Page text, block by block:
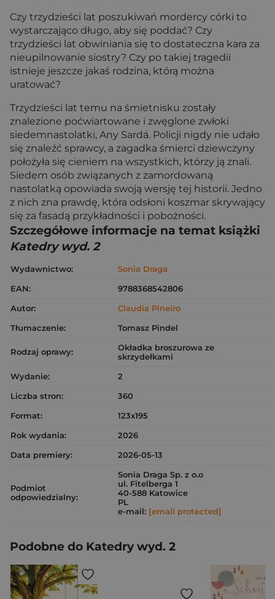
Czy trzydzieści lat poszukiwań mordercy córki to
wystarczająco długo, aby się poddać? Czy
trzydzieści lat obwiniania się to dostateczna kara za
nieupilnowanie siostry? Czy po takiej tragedii
istnieje jeszcze jakaś rodzina, którą można
uratować?
Trzydzieści lat temu na śmietnisku zostały
znalezione poćwiartowane i zwęglone zwłoki
siedemnastolatki, Any Sardá. Policji nigdy nie udało
się znaleźć sprawcy, a zagadka śmierci dziewczyny
położyła się cieniem na wszystkich, którzy ją znali.
Siedem osób związanych z zamordowaną
nastolatką opowiada swoją wersję tej historii. Jedno
z nich zna prawdę, która odsłoni koszmar skrywający
się za fasadą przykładności i pobożności.
Szczegółowe informacje na temat książki
Katedry wyd. 2
Wydawnictwo:
Sonia Draga
EAN:
9788368542806
Autor:
Claudia Pineiro
Tłumaczenie:
Tomasz Pindel
Rodzaj oprawy:
Okładka broszurowa ze
skrzydełkami
Wydanie:
2
Liczba stron:
360
Format:
123x195
Rok wydania:
2026
Data premiery:
2026-05-13
Podmiot
odpowiedzialny:
Sonia Draga Sp. z o.o
ul. Fitelberga 1
40-588 Katowice
PL
e-mail: [email protected]
Podobne do Katedry wyd. 2